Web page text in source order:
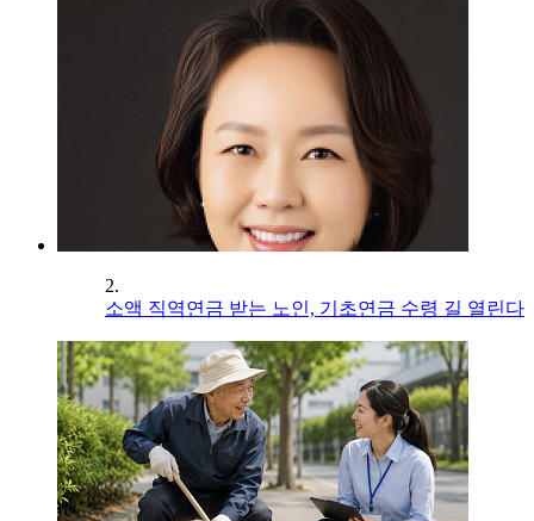
2.
소액 직역연금 받는 노인, 기초연금 수령 길 열린다